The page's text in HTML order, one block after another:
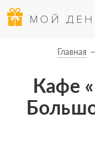
МОЙ
Главная
Кафе